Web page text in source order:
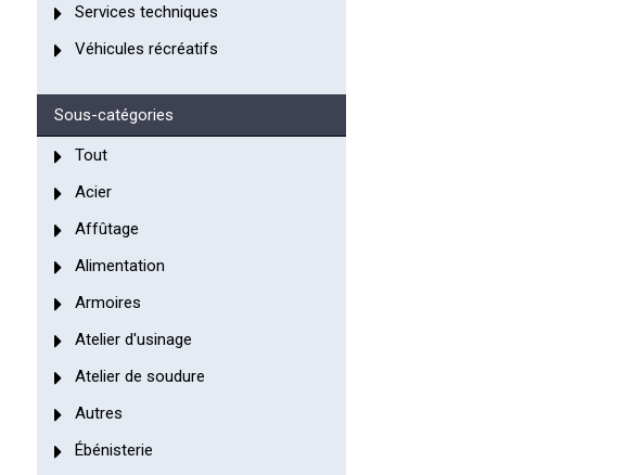
Services techniques
Véhicules récréatifs
Sous-catégories
Tout
Acier
Affûtage
Alimentation
Armoires
Atelier d'usinage
Atelier de soudure
Autres
Ébénisterie